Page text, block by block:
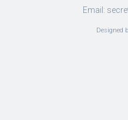
Email:
Designed